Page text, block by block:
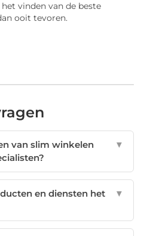
vinden van de beste
ooit tevoren.
van slim winkelen
▼
en diensten het
▼